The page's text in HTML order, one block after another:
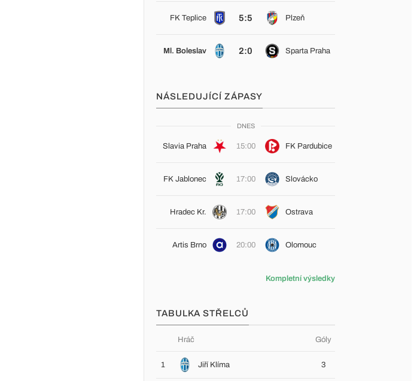
FK Teplice 5:5 Plzeň
Ml. Boleslav 2:0 Sparta Praha
NÁSLEDUJÍCÍ ZÁPASY
DNES
Slavia Praha 15:00 FK Pardubice
FK Jablonec 17:00 Slovácko
Hradec Kr. 17:00 Ostrava
Artis Brno 20:00 Olomouc
Kompletní výsledky
TABULKA STŘELCŮ
Hráč Góly
1 Jiří Klíma 3